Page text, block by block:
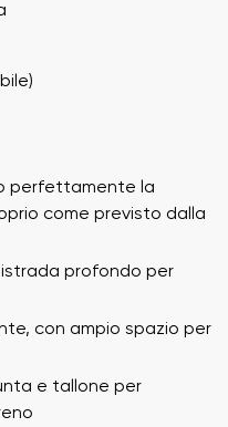
perfettamente la
come previsto dalla
profondo per
con ampio spazio per
e tallone per